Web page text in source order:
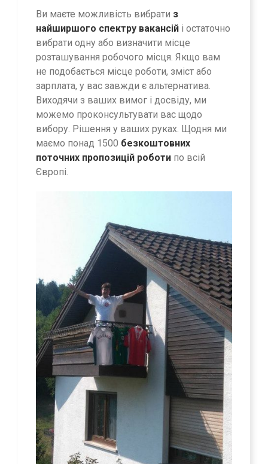
Ви маєте можливість вибрати з
найширшого спектру вакансій і остаточно
вибрати одну або визначити місце
розташування робочого місця. Якщо вам
не подобається місце роботи, зміст або
зарплата, у вас завжди є альтернатива.
Виходячи з ваших вимог і досвіду, ми
можемо проконсультувати вас щодо
вибору. Рішення у ваших руках. Щодня ми
маємо понад 1500 безкоштовних
поточних пропозицій роботи по всій
Європі.